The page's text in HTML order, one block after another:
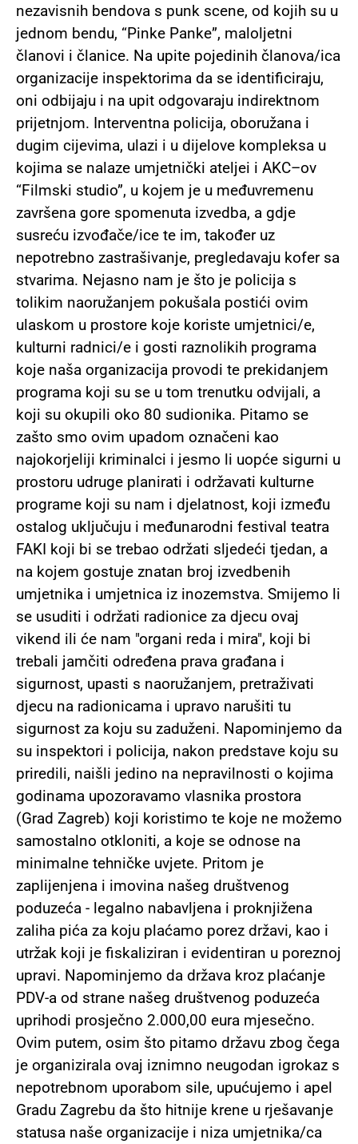
nezavisnih bendova s punk scene, od kojih su u
jednom bendu, “Pinke Panke”, maloljetni
članovi i članice. Na upite pojedinih članova/ica
organizacije inspektorima da se identificiraju,
oni odbijaju i na upit odgovaraju indirektnom
prijetnjom. Interventna policija, oboružana i
dugim cijevima, ulazi i u dijelove kompleksa u
kojima se nalaze umjetnički ateljei i AKC–ov
“Filmski studio”, u kojem je u međuvremenu
završena gore spomenuta izvedba, a gdje
susreću izvođače/ice te im, također uz
nepotrebno zastrašivanje, pregledavaju kofer sa
stvarima. Nejasno nam je što je policija s
tolikim naoružanjem pokušala postići ovim
ulaskom u prostore koje koriste umjetnici/e,
kulturni radnici/e i gosti raznolikih programa
koje naša organizacija provodi te prekidanjem
programa koji su se u tom trenutku odvijali, a
koji su okupili oko 80 sudionika. Pitamo se
zašto smo ovim upadom označeni kao
najokorjeliji kriminalci i jesmo li uopće sigurni u
prostoru udruge planirati i održavati kulturne
programe koji su nam i djelatnost, koji između
ostalog uključuju i međunarodni festival teatra
FAKI koji bi se trebao održati sljedeći tjedan, a
na kojem gostuje znatan broj izvedbenih
umjetnika i umjetnica iz inozemstva. Smijemo li
se usuditi i održati radionice za djecu ovaj
vikend ili će nam "organi reda i mira", koji bi
trebali jamčiti određena prava građana i
sigurnost, upasti s naoružanjem, pretraživati
djecu na radionicama i upravo narušiti tu
sigurnost za koju su zaduženi. Napominjemo da
su inspektori i policija, nakon predstave koju su
priredili, naišli jedino na nepravilnosti o kojima
godinama upozoravamo vlasnika prostora
(Grad Zagreb) koji koristimo te koje ne možemo
samostalno otkloniti, a koje se odnose na
minimalne tehničke uvjete. Pritom je
zaplijenjena i imovina našeg društvenog
poduzeća - legalno nabavljena i proknjižena
zaliha pića za koju plaćamo porez državi, kao i
utržak koji je fiskaliziran i evidentiran u poreznoj
upravi. Napominjemo da država kroz plaćanje
PDV-a od strane našeg društvenog poduzeća
uprihodi prosječno 2.000,00 eura mjesečno.
Ovim putem, osim što pitamo državu zbog čega
je organizirala ovaj iznimno neugodan igrokaz s
nepotrebnom uporabom sile, upućujemo i apel
Gradu Zagrebu da što hitnije krene u rješavanje
statusa naše organizacije i niza umjetnika/ca